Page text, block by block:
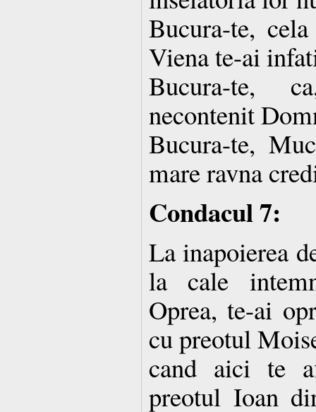
Bucura-te,
Viena te-ai
Bucura-te,
necontenit
Bucura-te,
mare ravna
Condacul 7:
La inapoierea
la cale
Oprea, te-ai
cu preotul
cand aici te
preotul Ioan